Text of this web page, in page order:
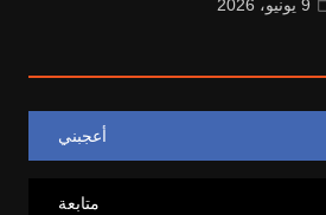
9 يونيو، 2026
أعجبني
متابعة